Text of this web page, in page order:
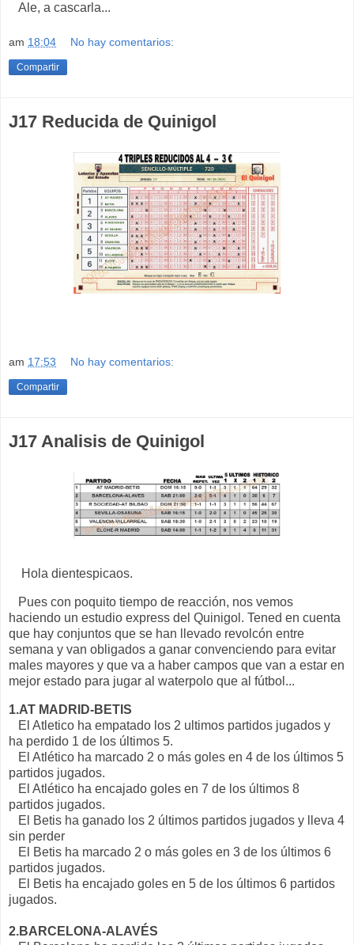
Ale, a cascarla...
am 18:04 No hay comentarios:
Compartir
J17 Reducida de Quinigol
am 17:53 No hay comentarios:
Compartir
J17 Analisis de Quinigol
Hola dientespicaos.
Pues con poquito tiempo de reacción, nos vemos
haciendo un estudio express del Quinigol. Tened en cuenta
que hay conjuntos que se han llevado revolcón entre
semana y van obligados a ganar convenciendo para evitar
males mayores y que va a haber campos que van a estar en
mejor estado para jugar al waterpolo que al fútbol...
1.AT MADRID-BETIS
El Atletico ha empatado los 2 ultimos partidos jugados y
ha perdido 1 de los últimos 5.
El Atlético ha marcado 2 o más goles en 4 de los últimos 5
partidos jugados.
El Atlético ha encajado goles en 7 de los últimos 8
partidos jugados.
El Betis ha ganado los 2 últimos partidos jugados y lleva 4
sin perder
El Betis ha marcado 2 o más goles en 3 de los últimos 6
partidos jugados.
El Betis ha encajado goles en 5 de los últimos 6 partidos
jugados.
2.BARCELONA-ALAVÉS